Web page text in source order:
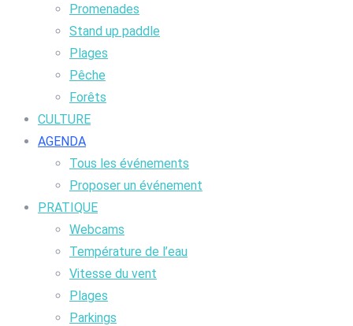
Promenades
Stand up paddle
Plages
Pêche
Forêts
CULTURE
AGENDA
Tous les événements
Proposer un événement
PRATIQUE
Webcams
Température de l’eau
Vitesse du vent
Plages
Parkings